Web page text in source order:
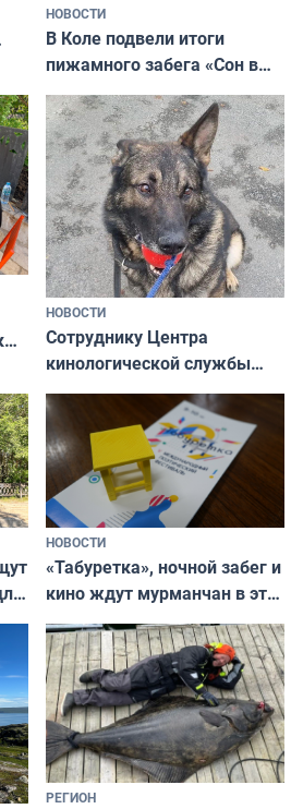
НОВОСТИ
В Коле подвели итоги
пижамного забега «Сон в
Олимпийскую ночь»
НОВОСТИ
Сотруднику Центра
кинологической службы
ищут новый дом
НОВОСТИ
«Табуретка», ночной забег и
кино ждут мурманчан в эти
выходные
РЕГИОН